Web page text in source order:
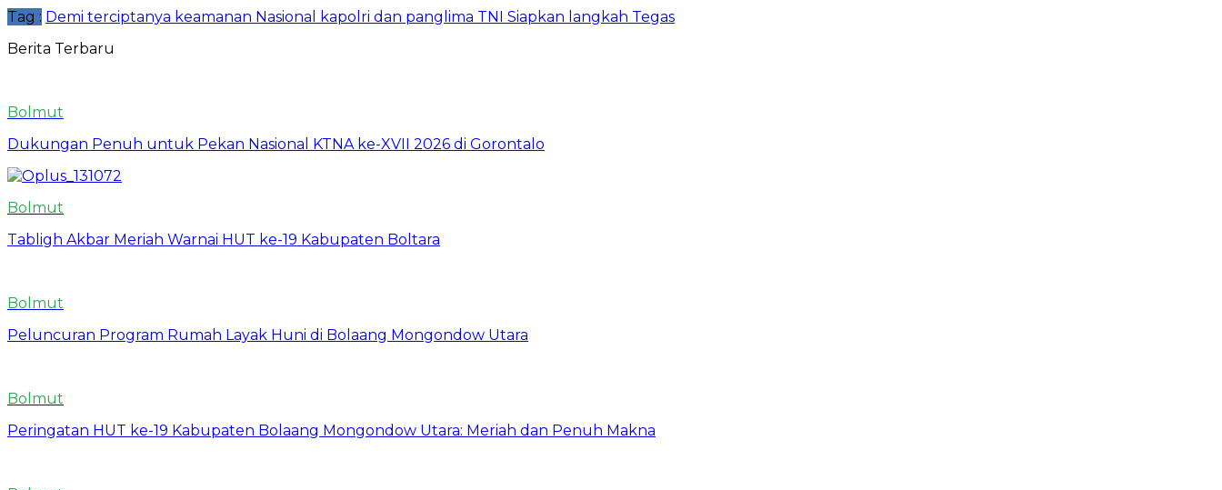
Tag : Demi terciptanya keamanan Nasional kapolri dan panglima TNI Siapkan langkah Tegas
Berita Terbaru
Bolmut
Dukungan Penuh untuk Pekan Nasional KTNA ke-XVII 2026 di Gorontalo
Bolmut
Tabligh Akbar Meriah Warnai HUT ke-19 Kabupaten Boltara
Bolmut
Peluncuran Program Rumah Layak Huni di Bolaang Mongondow Utara
Bolmut
Peringatan HUT ke-19 Kabupaten Bolaang Mongondow Utara: Meriah dan Penuh Makna